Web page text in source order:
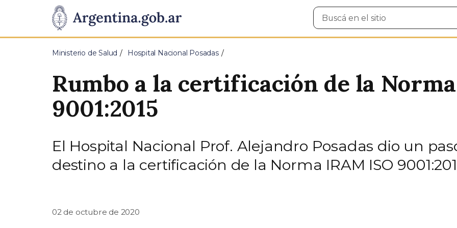
Presidencia
de
Pasar al contenido principal
Buscar
en
Ministerio de Salud Hospital Nacional Posadas
Rumbo a la certificación de la
9001:2015
El Hospital Nacional Prof. Alejandro Posadas dio un
destino a la certificación de la Norma IRAM ISO
02 de octubre de 2020